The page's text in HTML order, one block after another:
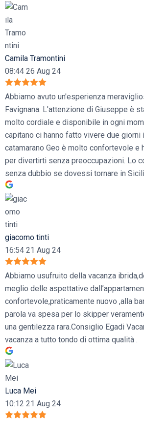
Camila Tramontini
08:44 26 Aug 24
Abbiamo avuto un'esperienza
Favignana. L'attenzione di Giuseppe è
molto cordiale e disponibile in ogni
capitano ci hanno fatto vivere due giorni
catamarano Geo è molto confortevole e
per divertirti senza preoccupazioni. Lo
senza dubbio se dovessi tornare in
giacomo tinti
16:54 21 Aug 24
Abbiamo usufruito della vacanza
meglio delle aspettative
confortevole,praticamente nuovo ,alla
parola va spesa per lo skipper
una gentilezza rara.Consiglio Egadi
vacanza a tutto tondo di ottima qualità .
Luca Mei
10:12 21 Aug 24